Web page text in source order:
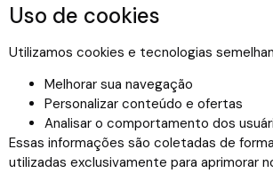
Uso de cookies
Utilizamos cookies e tecnologias
Melhorar sua navegação
Personalizar conteúdo e ofertas
Analisar o comportamento dos
Essas informações são coletadas de
utilizadas exclusivamente para aprimorar